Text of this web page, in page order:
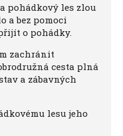
pohádkový les zlou
a bez pomoci
o pohádky.
zachránit
cesta plná
a zábavných
lesu jeho